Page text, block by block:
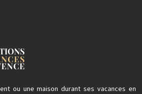
ou une maison durant ses vacances en